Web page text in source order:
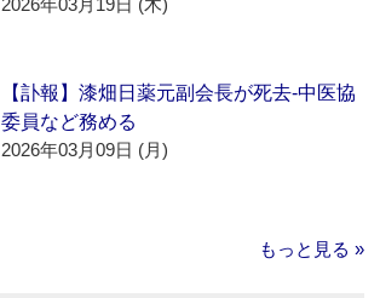
2026年03月19日 (木)
【訃報】漆畑日薬元副会長が死去‐中医協
委員など務める
2026年03月09日 (月)
もっと見る »